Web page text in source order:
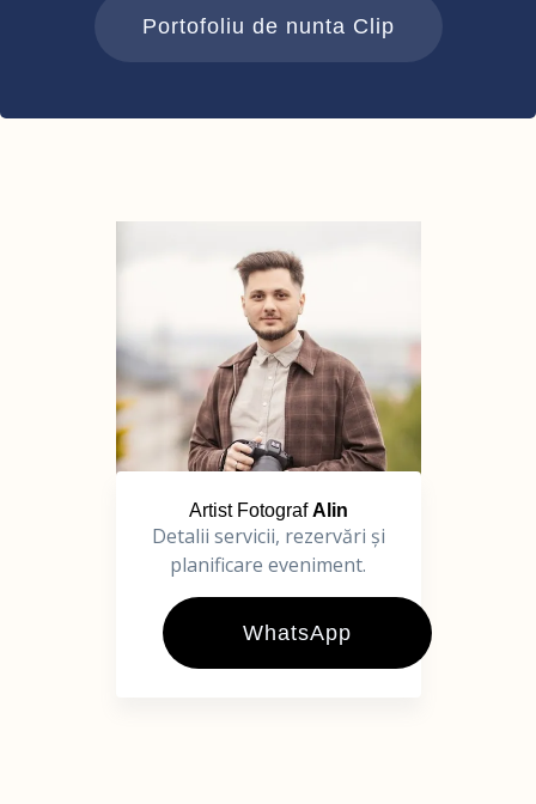
Portofoliu de nunta Clip
Artist FotografAlin
Detalii servicii, rezervări și
planificare eveniment.
WhatsApp